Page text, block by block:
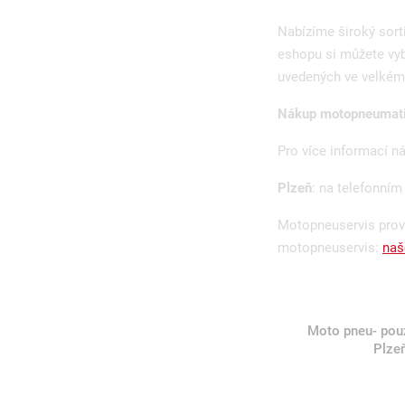
Nabízíme široký
eshopu si můžete
uvedených ve
Nákup
Pro více informací
Plzeň: na
Motopneuservis
motopneuservis:
Moto pneu-